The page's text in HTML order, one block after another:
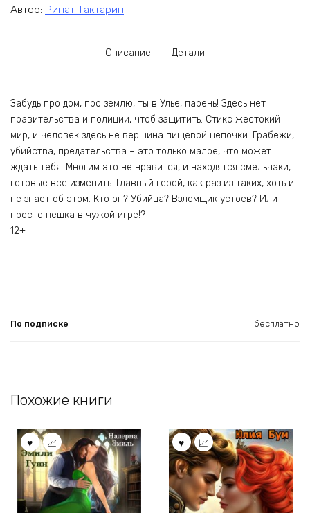
Автор: Ринат Тактарин
Описание Детали
Забудь про дом, про землю, ты в Улье, парень! Здесь нет
правительства и полиции, чтоб защитить. Стикс жестокий
мир, и человек здесь не вершина пищевой цепочки. Грабежи,
убийства, предательства – это только малое, что может
ждать тебя. Многим это не нравится, и находятся смельчаки,
готовые всё изменить. Главный герой, как раз из таких, хоть и
не знает об этом. Кто он? Убийца? Взломщик устоев? Или
просто пешка в чужой игре!?
12+
По подписке бесплатно
Похожие книги